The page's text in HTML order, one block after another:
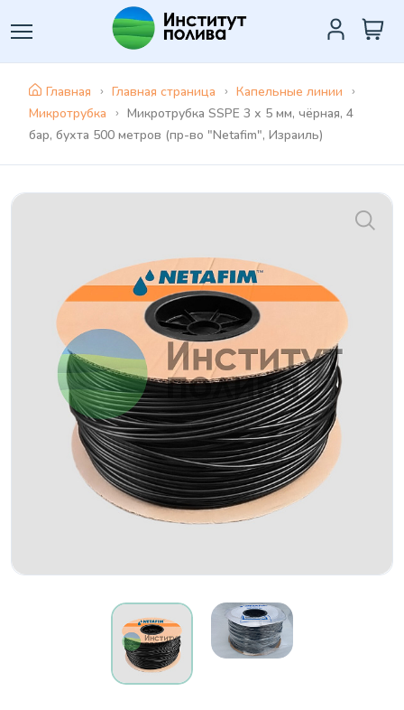
Главная Главная страница
Капельные линии
Микротрубка
Микротрубка SSPE 3 х 5 мм, чёрная, 4
бар, бухта 500 метров (пр-во "Netafim", Израиль)